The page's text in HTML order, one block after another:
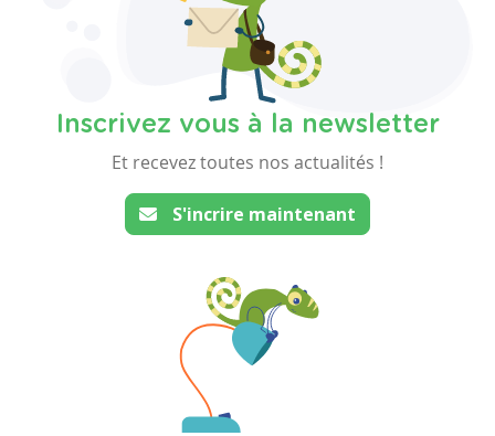
Inscrivez vous à la newsletter
Et recevez toutes nos actualités !
S'incrire maintenant